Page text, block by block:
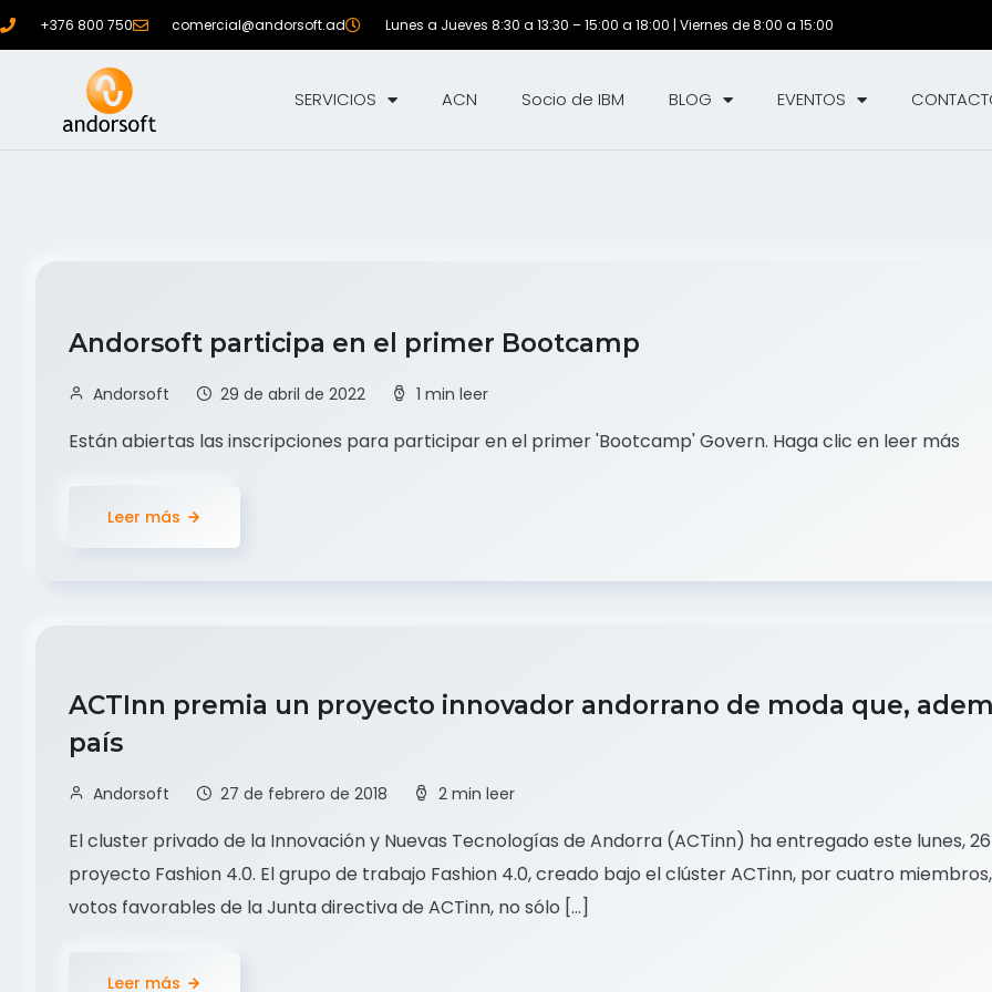
+376 800 750 comercial@andorsoft.ad Lunes a Jueves 8:30 a 13:30 – 15:00 a 18:00 | Viernes de 8:00 a 15:00
SERVICIOS ACN Socio de IBM BLOG EVENTOS
Andorsoft participa en el primer Bootcamp
Andorsoft 29 de abril de 2022 1 min leer
Están abiertas las inscripciones para participar en el primer 'Bootcamp' Govern. Haga clic en leer más
Leer más
ACTInn premia un proyecto innovador andorrano de moda que,
país
Andorsoft 27 de febrero de 2018 2 min leer
El cluster privado de la Innovación y Nuevas Tecnologías de Andorra (ACTinn) ha entregado este lunes,
proyecto Fashion 4.0. El grupo de trabajo Fashion 4.0, creado bajo el clúster ACTinn, por cuatro
votos favorables de la Junta directiva de ACTinn, no sólo […]
Leer más